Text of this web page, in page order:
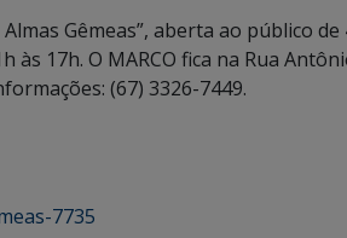
Gêmeas”, aberta ao público
às 17h. O MARCO fica na Rua
(67) 3326-7449.